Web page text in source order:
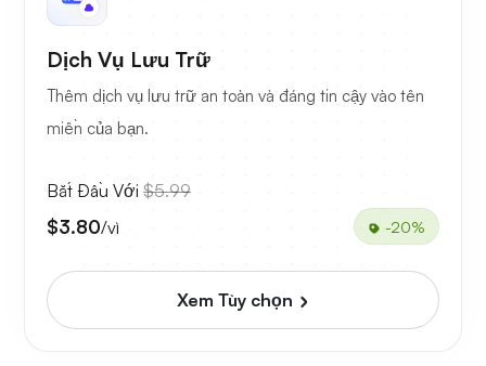
Dịch Vụ Lưu Trữ
Thêm dịch vụ lưu trữ an toàn và đáng tin cậy vào tên
miền của bạn.
Bắt Đầu Với $5.99
$3.80/vì -20%
Xem Tùy chọn